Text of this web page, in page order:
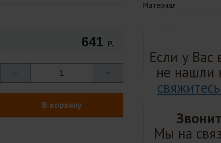
641 Р.
+
– 1
В корзину
Материал
Если у
не нашли
Мы на